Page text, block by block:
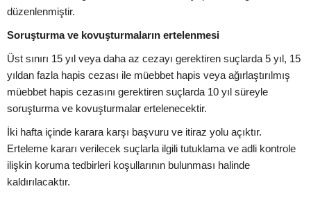
düzenlenmiştir.
Soruşturma ve kovuşturmaların ertelenmesi
Üst sınırı 15 yıl veya daha az cezayı gerektiren suçlarda 5 yıl, 15
yıldan fazla hapis cezası ile müebbet hapis veya ağırlaştırılmış
müebbet hapis cezasını gerektiren suçlarda 10 yıl süreyle
soruşturma ve kovuşturmalar ertelenecektir.
İki hafta içinde karara karşı başvuru ve itiraz yolu açıktır.
Erteleme kararı verilecek suçlarla ilgili tutuklama ve adli kontrole
ilişkin koruma tedbirleri koşullarının bulunması halinde
kaldırılacaktır.